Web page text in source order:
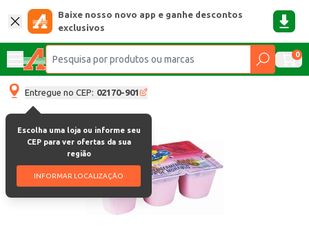
Baixe nosso novo app e ganhe descontos
exclusivos
0
Entregue no CEP: 02170-901
Escolha uma loja ou informe seu
CEP para ver ofertas da sua
região
INFORMAR LOCALIZAÇÃO